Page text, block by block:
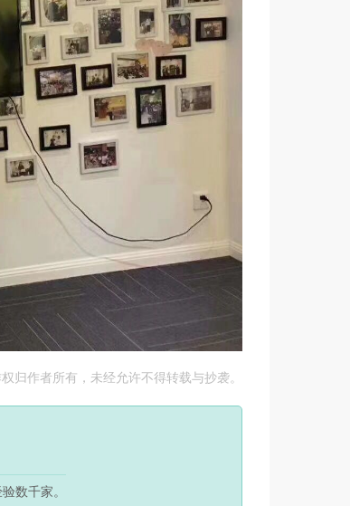
归作者所有，未经允许不得转载与抄袭。
数千家。